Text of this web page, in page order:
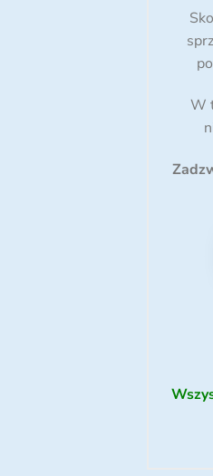
W